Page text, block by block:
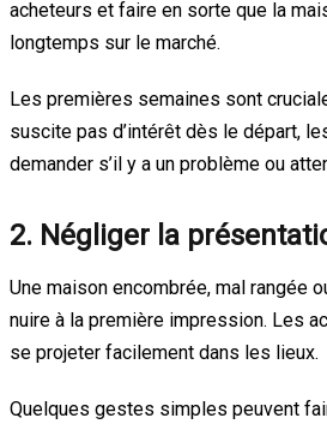
acheteurs et faire en sorte que la
longtemps sur le marché.
Les premières semaines sont
suscite pas d’intérêt dès le départ,
demander s’il y a un problème ou
2. Négliger la
Une maison encombrée, mal rangée
nuire à la première impression. Les
se projeter facilement dans les lieux.
Quelques gestes simples peuvent